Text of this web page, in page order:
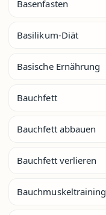
Basenfasten
Basilikum-Diät
Basische Ernährung
Bauchfett
Bauchfett abbauen
Bauchfett verlieren
Bauchmuskeltraining